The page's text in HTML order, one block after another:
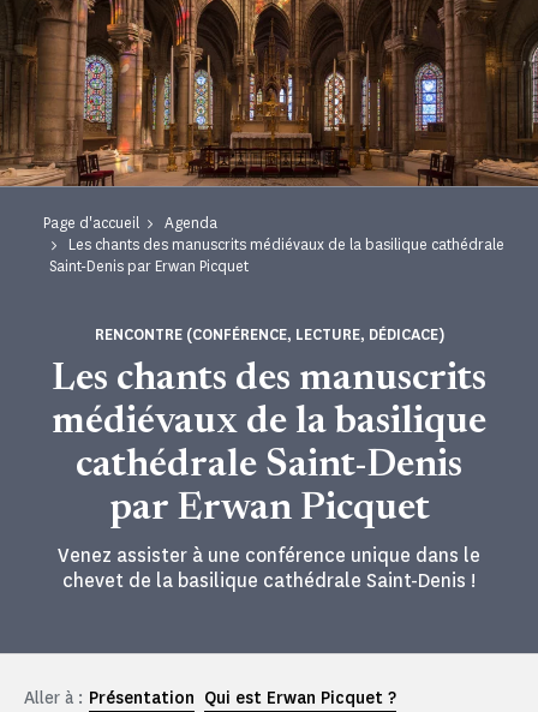
Page d'accueil
Agenda
Les chants des manuscrits médiévaux de la basilique cathédrale
Saint-Denis par Erwan Picquet
Les chants des manuscrits
médiévaux de la basilique
cathédrale Saint-Denis
par Erwan Picquet
RENCONTRE (CONFÉRENCE, LECTURE, DÉDICACE)
Venez assister à une conférence unique dans le
chevet de la basilique cathédrale Saint-Denis !
Aller à : Présentation Qui est Erwan Picquet ?